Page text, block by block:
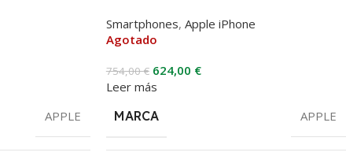
APPLE
Smartphones, Apple iPhone
Agotado
754,00€ 624,00 €
Leer más
MARCA
APPLE